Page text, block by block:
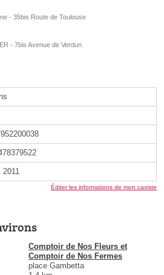
- 35bis Route de Toulouse
- 7bis Avenue de Verdun
2011
Éditer les informations de mon caviste
Comptoir de Nos Fleurs et
Comptoir de Nos Fermes
place Gambetta